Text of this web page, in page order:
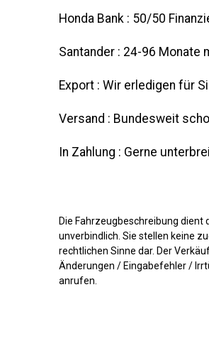
Honda Bank : 50/50
Santander : 24-96 Monate
Export : Wir erledigen für
Versand : Bundesweit
In Zahlung : Gerne
Die Fahrzeugbeschreibung dient
unverbindlich. Sie stellen keine
rechtlichen Sinne dar. Der
Änderungen / Eingabefehler /
anrufen.